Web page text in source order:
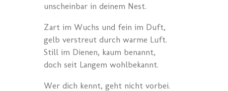
unscheinbar in deinem Nest.
Zart im Wuchs und fein im Duft,
gelb verstreut durch warme Luft.
Still im Dienen, kaum benannt,
doch seit Langem wohlbekannt.
Wer dich kennt, geht nicht vorbei.